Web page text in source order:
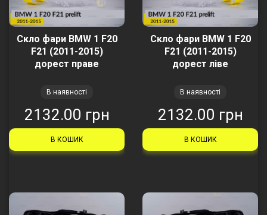
Скло фари BMW 1 F20
F21 (2011-2015)
дорест праве
В наявності
2132.00 грн
В КОШИК
Скло фари BMW 1 F20
F21 (2011-2015)
дорест ліве
В наявності
2132.00 грн
В КОШИК